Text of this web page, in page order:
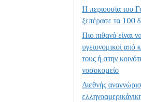
Η περιουσία του
ξεπέρασε τα 100
Πιο πιθανό είναι
υγειονομικοί από
τους ή στην
νοσοκομείο
Διεθνής